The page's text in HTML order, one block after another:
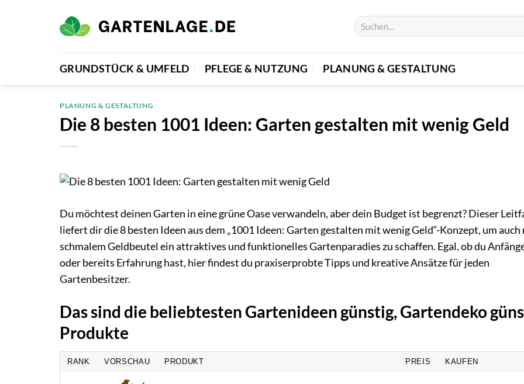
GRUNDSTÜCK & UMFELD PFLEGE & NUTZUNG PLANUNG & GESTALTUNG
PLANUNG & GESTALTUNG
Die 8 besten 1001 Ideen: Garten gestalten mit wenig Geld
Du möchtest deinen Garten in eine grüne Oase verwandeln, aber dein Budget ist begrenzt? Dieser
liefert dir die 8 besten Ideen aus dem „1001 Ideen: Garten gestalten mit wenig Geld“-Konzept, um auch
schmalem Geldbeutel ein attraktives und funktionelles Gartenparadies zu schaffen. Egal, ob du
oder bereits Erfahrung hast, hier findest du praxiserprobte Tipps und kreative Ansätze für jeden
Gartenbesitzer.
Das sind die beliebtesten Gartenideen günstig, Gartendeko
Produkte
RANK VORSCHAU PRODUKT PREIS KAUFEN